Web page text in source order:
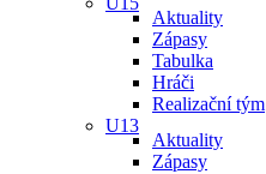
Aktuality
Zápasy
Tabulka
Hráči
Realizační tým
U13
Aktuality
Zápasy